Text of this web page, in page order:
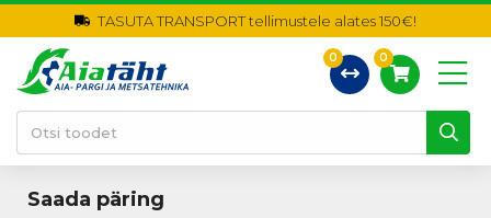
TASUTA TRANSPORT tellimustele alates 150€!
0 0
Saada päring